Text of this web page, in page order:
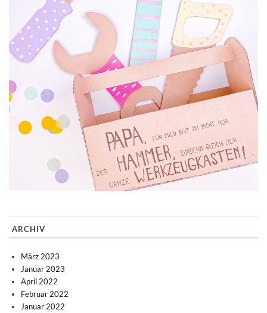
ARCHIV
März 2023
Januar 2023
April 2022
Februar 2022
Januar 2022